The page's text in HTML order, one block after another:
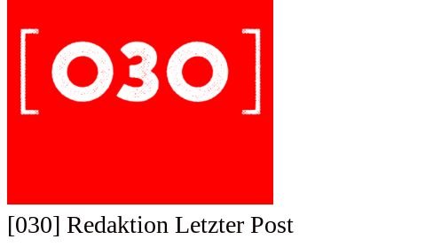
[030] Redaktion Letzter Post